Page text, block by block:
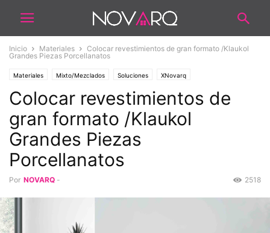
Inicio Materiales
Colocar revestimientos de gran formato /Klaukol
Grandes Piezas Porcellanatos
Materiales Mixto/Mezclados Soluciones XNovarq
Colocar revestimientos de
gran formato /Klaukol
Grandes Piezas
Porcellanatos
Por NOVARQ - 2518